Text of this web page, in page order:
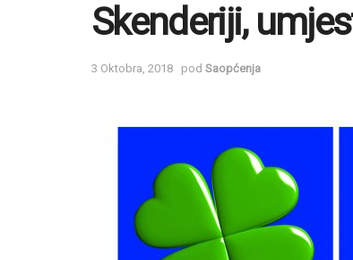
Skenderiji,
3 Oktobra, 2018 pod Saopćenja